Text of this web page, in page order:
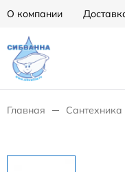
О компании
Главная Сантехника